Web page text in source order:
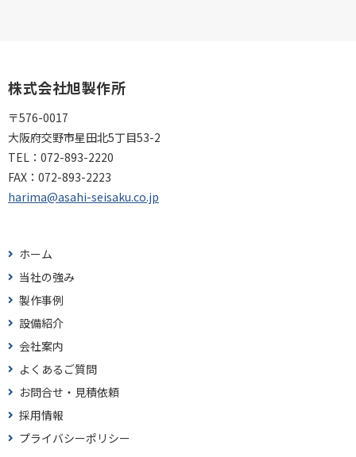
株式会社旭製作所
〒576-0017
大阪府交野市星田北5丁目53-2
TEL： 072-893-2220
FAX： 072-893-2223
harima@asahi-seisaku.co.jp
ホーム
当社の強み
製作事例
設備紹介
会社案内
よくあるご質問
お問合せ・見積依頼
採用情報
プライバシーポリシー